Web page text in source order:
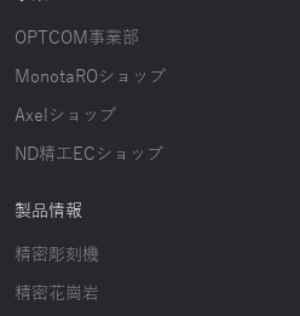
OPTCOM事業部
MonotaROショップ
Axelショップ
ND精工ECショップ
製品情報
精密彫刻機
精密花崗岩